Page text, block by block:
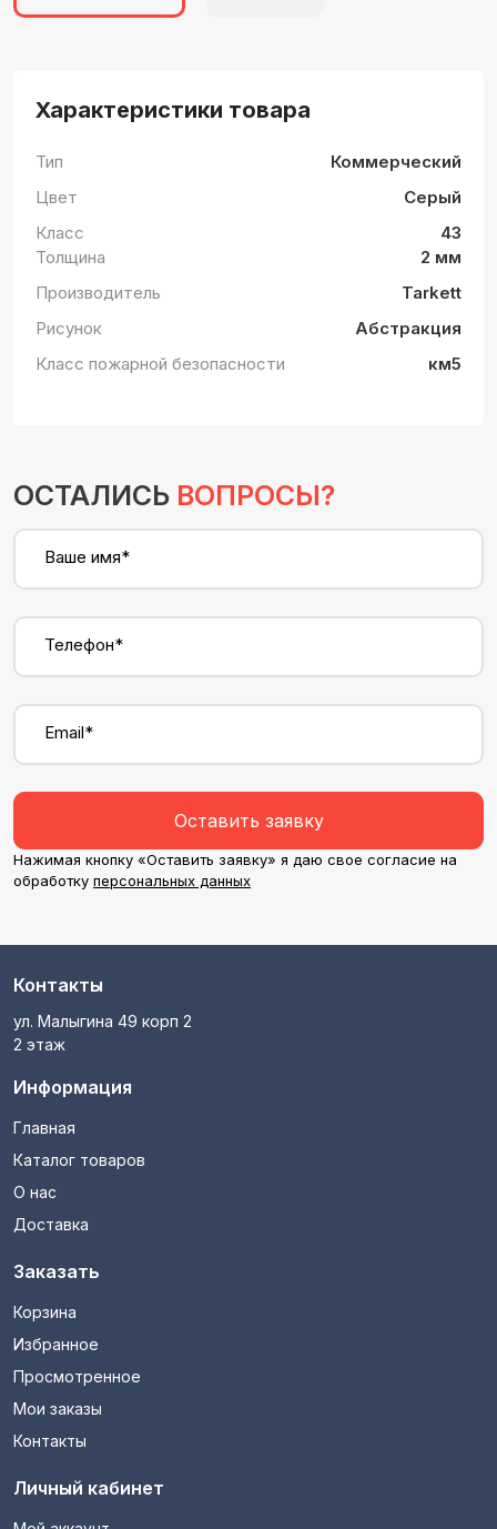
Характеристики товара
Тип
Коммерческий
Цвет
Серый
Класс
43
Толщина
2 мм
Производитель
Tarkett
Рисунок
Абстракция
Класс пожарной безопасности
км5
ОСТАЛИСЬ ВОПРОСЫ?
Ваше имя*
Телефон*
Email*
Оставить заявку
Нажимая кнопку «Оставить заявку» я даю свое согласие на
обработку персональных данных
Контакты
ул. Малыгина 49 корп 2
2 этаж
Информация
Главная
Каталог товаров
О нас
Доставка
Заказать
Корзина
Избранное
Просмотренное
Мои заказы
Контакты
Личный кабинет